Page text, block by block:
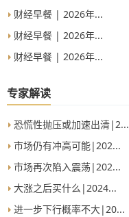
财经早餐 | 2026年...
财经早餐 | 2026年...
财经早餐 | 2026年...
专家解读
恐慌性抛压或加速出清|2...
市场仍有冲高可能|202...
市场再次陷入震荡|202...
大涨之后买什么|2024...
进一步下行概率不大|20...